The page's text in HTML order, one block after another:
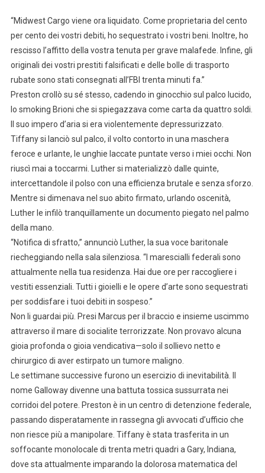
“Midwest Cargo viene ora liquidato. Come proprietaria del cento
per cento dei vostri debiti, ho sequestrato i vostri beni. Inoltre, ho
rescisso l’affitto della vostra tenuta per grave malafede. Infine, gli
originali dei vostri prestiti falsificati e delle bolle di trasporto
rubate sono stati consegnati all’FBI trenta minuti fa.”
Preston crollò su sé stesso, cadendo in ginocchio sul palco lucido,
lo smoking Brioni che si spiegazzava come carta da quattro soldi.
Il suo impero d’aria si era violentemente depressurizzato.
Tiffany si lanciò sul palco, il volto contorto in una maschera
feroce e urlante, le unghie laccate puntate verso i miei occhi. Non
riuscì mai a toccarmi. Luther si materializzò dalle quinte,
intercettandole il polso con una efficienza brutale e senza sforzo.
Mentre si dimenava nel suo abito firmato, urlando oscenità,
Luther le infilò tranquillamente un documento piegato nel palmo
della mano.
“Notifica di sfratto,” annunciò Luther, la sua voce baritonale
riecheggiando nella sala silenziosa. “I marescialli federali sono
attualmente nella tua residenza. Hai due ore per raccogliere i
vestiti essenziali. Tutti i gioielli e le opere d’arte sono sequestrati
per soddisfare i tuoi debiti in sospeso.”
Non li guardai più. Presi Marcus per il braccio e insieme uscimmo
attraverso il mare di socialite terrorizzate. Non provavo alcuna
gioia profonda o gioia vendicativa—solo il sollievo netto e
chirurgico di aver estirpato un tumore maligno.
Le settimane successive furono un esercizio di inevitabilità. Il
nome Galloway divenne una battuta tossica sussurrata nei
corridoi del potere. Preston è in un centro di detenzione federale,
passando disperatamente in rassegna gli avvocati d’ufficio che
non riesce più a manipolare. Tiffany è stata trasferita in un
soffocante monolocale di trenta metri quadri a Gary, Indiana,
dove sta attualmente imparando la dolorosa matematica del